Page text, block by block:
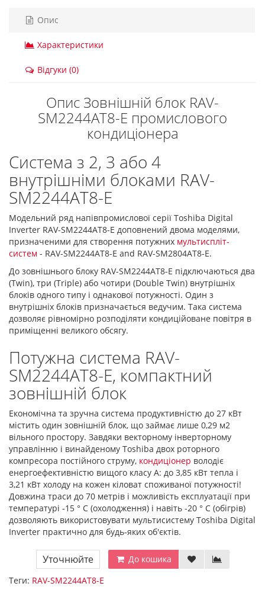
Опис
Характеристики
Відгуки (0)
Опис Зовнішній блок RAV-
SM2244AT8-E промислового
кондиціонера
Система з 2, 3 або 4
внутрішніми блоками RAV-
SM2244AT8-E
Модельний ряд напівпромислової серії Toshiba Digital
Inverter RAV-SM2244AT8-E доповнений двома моделями,
призначеними для створення потужних мультиспліт-
систем - RAV-SM2244AT8-E and RAV-SM2804AT8-E.
До зовнішнього блоку RAV-SM2244AT8-E підключаються два
(Twin), три (Triple) або чотири (Double Twin) внутрішніх
блоків одного типу і однакової потужності. Один з
внутрішніх блоків призначається ведучим. Така система
дозволяє рівномірно розподіляти кондиційоване повітря в
приміщенні великого обсягу.
Потужна система RAV-
SM2244AT8-E, компактний
зовнішній блок
Економічна та зручна система продуктивністю до 27 кВт
містить один зовнішній блок, що займає лише 0,29 м2
вільного простору. Завдяки векторному інверторному
управлінню і винайденому Toshiba двох роторного
компресора постійного струму, кондиціонер володіє
енергоефективністю вищого класу А: до 3,85 кВт тепла і
3,21 кВт холоду на кожен кіловат споживаної потужності!
Довжина траси до 70 метрів і можливість експлуатації при
температурі -15 ° C (охолодження) і навіть -20 ° C (обігрів)
дозволяють використовувати мультисистему Toshiba Digital
Inverter практично для будь-яких об'єктів.
Уточнюйте
До кошика
Теги: RAV-SM2244AT8-E